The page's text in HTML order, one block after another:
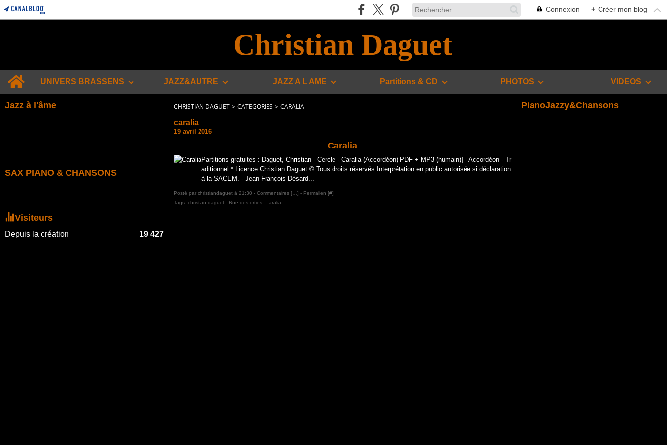
Connexion + Créer mon blog
Christian Daguet
UNIVERS BRASSENS
JAZZ&AUTRE JAZZ A L AME Partitions & CD PHOTOS VIDEOS
Jazz à l'âme
SAX PIANO & CHANSONS
Visiteurs
Depuis la création 19 427
CHRISTIAN DAGUET > CATEGORIES > CARALIA
caralia
19 avril 2016
Caralia
Partitions gratuites : Daguet, Christian - Cercle - Caralia (Accordéon) PDF + MP3 (humain)] - Accordéon - Tr
aditionnel * Licence Christian Daguet © Tous droits réservés Interprétation en public autorisée si déclaration
à la SACEM. - Jean François Désard...
Posté par christiandaguet à 21:30 - Commentaires [ ] - Permalien [#]
Tags: christian daguet Rue des orties caralia
PianoJazzy&Chansons